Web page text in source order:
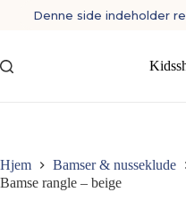
Denne side indeholder
Hjem Bamser & nusseklude
Bamse rangle – beige